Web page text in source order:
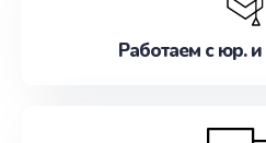
Работаем с юр.